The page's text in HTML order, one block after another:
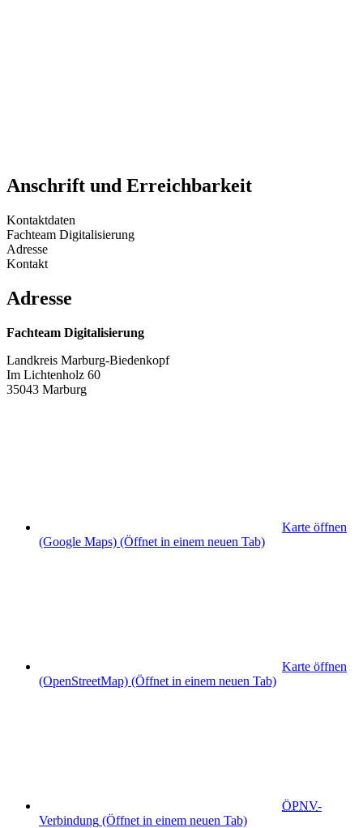
Anschrift und Erreichbarkeit
Kontaktdaten
Fachteam Digitalisierung
Adresse
Kontakt
Adresse
Fachteam Digitalisierung
Landkreis Marburg-Biedenkopf
Im Lichtenholz 60
35043 Marburg
Karte öffnen
(Google Maps) (Öffnet in einem neuen Tab)
Karte öffnen
(OpenStreetMap) (Öffnet in einem neuen Tab)
ÖPNV-
Verbindung (Öffnet in einem neuen Tab)